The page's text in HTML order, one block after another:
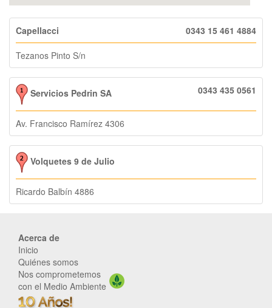
Capellacci 0343 15 461 4884
Tezanos Pinto S/n
Servicios Pedrin SA 0343 435 0561
Av. Francisco Ramírez 4306
Volquetes 9 de Julio
Ricardo Balbín 4886
Acerca de
Inicio
Quiénes somos
Nos comprometemos
con el Medio Ambiente